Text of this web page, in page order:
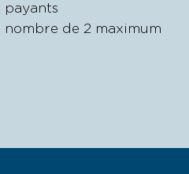
payants
nombre de 2 maximum